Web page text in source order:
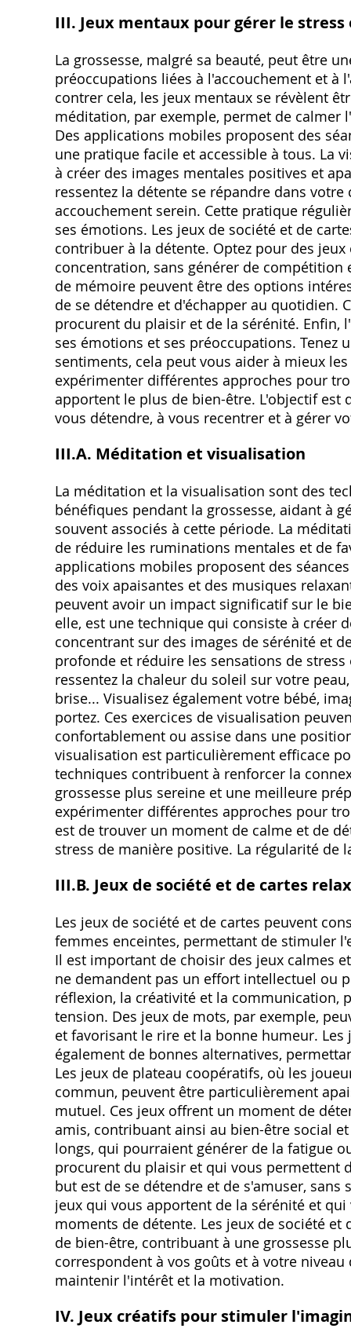
III. Jeux mentaux pour gérer le
La grossesse, malgré sa beauté, peut être
préoccupations liées à l'accouchement et à
contrer cela, les jeux mentaux se révèlent
méditation, par exemple, permet de calmer
Des applications mobiles proposent des
une pratique facile et accessible à tous. La
à créer des images mentales positives et
ressentez la détente se répandre dans
accouchement serein. Cette pratique
ses émotions. Les jeux de société et de
contribuer à la détente. Optez pour des
concentration, sans générer de compétition
de mémoire peuvent être des options
de se détendre et d'échapper au quotidien.
procurent du plaisir et de la sérénité.
ses émotions et ses préoccupations.
sentiments, cela peut vous aider à mieux
expérimenter différentes approches pour
apportent le plus de bien-être. L'objectif est
vous détendre, à vous recentrer et à gérer
III.A. Méditation et visualisation
La méditation et la visualisation sont des
bénéfiques pendant la grossesse, aidant à
souvent associés à cette période. La
de réduire les ruminations mentales et de
applications mobiles proposent des
des voix apaisantes et des musiques
peuvent avoir un impact significatif sur le
elle, est une technique qui consiste à créer
concentrant sur des images de sérénité et
profonde et réduire les sensations de
ressentez la chaleur du soleil sur votre
brise... Visualisez également votre bébé,
portez. Ces exercices de visualisation
confortablement ou assise dans une
visualisation est particulièrement efficace
techniques contribuent à renforcer la
grossesse plus sereine et une meilleure
expérimenter différentes approches pour
est de trouver un moment de calme et de
stress de manière positive. La régularité de
III.B. Jeux de société et de cartes
Les jeux de société et de cartes peuvent
femmes enceintes, permettant de stimuler
Il est important de choisir des jeux calmes
ne demandent pas un effort intellectuel ou
réflexion, la créativité et la communication,
tension. Des jeux de mots, par exemple,
et favorisant le rire et la bonne humeur.
également de bonnes alternatives,
Les jeux de plateau coopératifs, où les
commun, peuvent être particulièrement
mutuel. Ces jeux offrent un moment de
amis, contribuant ainsi au bien-être social
longs, qui pourraient générer de la fatigue
procurent du plaisir et qui vous permettent
but est de se détendre et de s'amuser,
jeux qui vous apportent de la sérénité et
moments de détente. Les jeux de société
de bien-être, contribuant à une grossesse
correspondent à vos goûts et à votre
maintenir l'intérêt et la motivation.
IV. Jeux créatifs pour stimuler